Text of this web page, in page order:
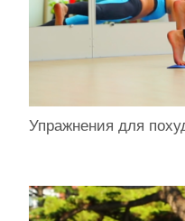
Упражнения для